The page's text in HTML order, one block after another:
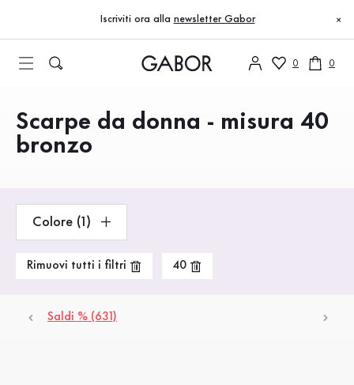
Vai al contenuto principale
Vai alla navigazione principale
Iscriviti ora alla newsletter Gabor ×
0 0
Prodotti
Scarpe da donna - misura 40
bronzo
Colore (1)
Rimuovi tutti i filtri 40
Saldi % (631)